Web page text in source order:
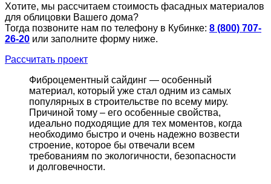
Хотите, мы рассчитаем стоимость фасадных материалов
для облицовки Вашего дома?
Тогда позвоните нам по телефону в Кубинке: 8 (800) 707-
26-20 или заполните форму ниже.
Рассчитать проект
Фиброцементный сайдинг — особенный
материал, который уже стал одним из самых
популярных в строительстве по всему миру.
Причиной тому – его особенные свойства,
идеально подходящие для тех моментов, когда
необходимо быстро и очень надежно возвести
строение, которое бы отвечали всем
требованиям по экологичности, безопасности
и долговечности.